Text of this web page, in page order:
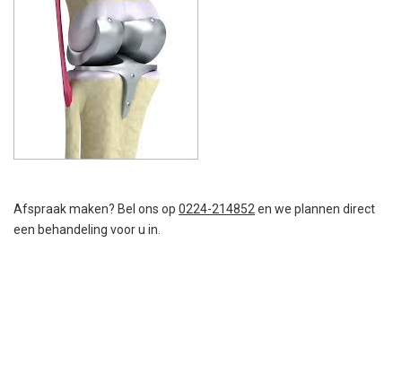
Afspraak maken? Bel ons op 0224-214852en we plannen direct
een behandeling voor u in.